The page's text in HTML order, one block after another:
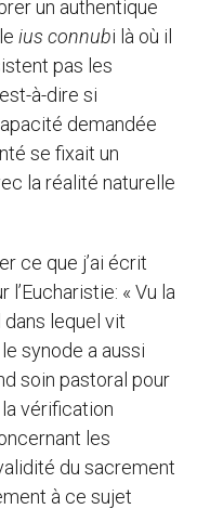
un authentique
ius connubi là où il
pas les
à-dire si
demandée
se fixait un
la réalité naturelle
ce que j’ai écrit
« Vu la
lequel vit
synode a aussi
soin pastoral pour
vérification
les
du sacrement
à ce sujet